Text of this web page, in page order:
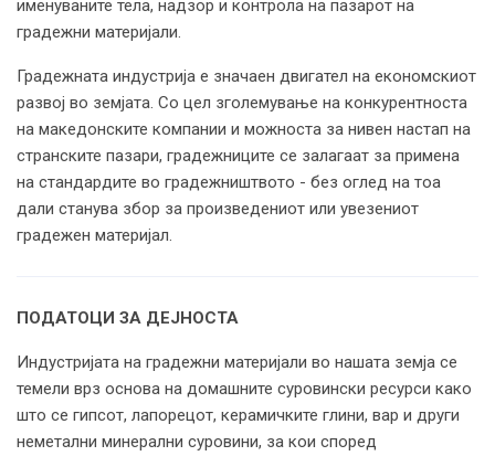
именуваните тела, надзор и контрола на пазарот на
градежни материјали.
Градежната индустрија е значаен двигател на економскиот
развој во земјата. Со цел зголемување на конкурентноста
на македонските компании и можноста за нивен настап на
странските пазари, градежниците се залагаат за примена
на стандардите во градежништвото - без оглед на тоа
дали станува збор за произведениот или увезениот
градежен материјал.
ПОДАТОЦИ ЗА ДЕЈНОСТА
Индустријата на градежни материјали во нашата земја се
темели врз основа на домашните суровински ресурси како
што се гипсот, лапорецот, керамичките глини, вар и други
неметални минерални суровини, за кои според